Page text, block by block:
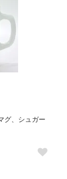
グ、シュガー